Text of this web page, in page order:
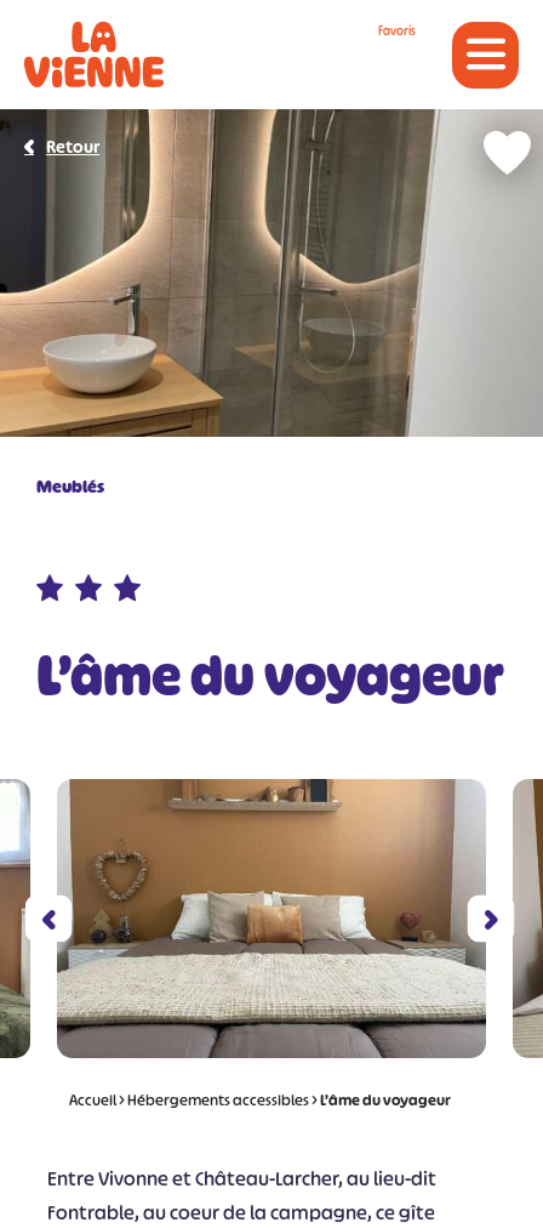
Favoris
Meublés
L’âme du voyageur
Retour
Accueil>Hébergements accessibles>L’âme du voyageur
Entre Vivonne et Château-Larcher, au lieu-dit
Fontrable, au coeur de la campagne, ce gîte